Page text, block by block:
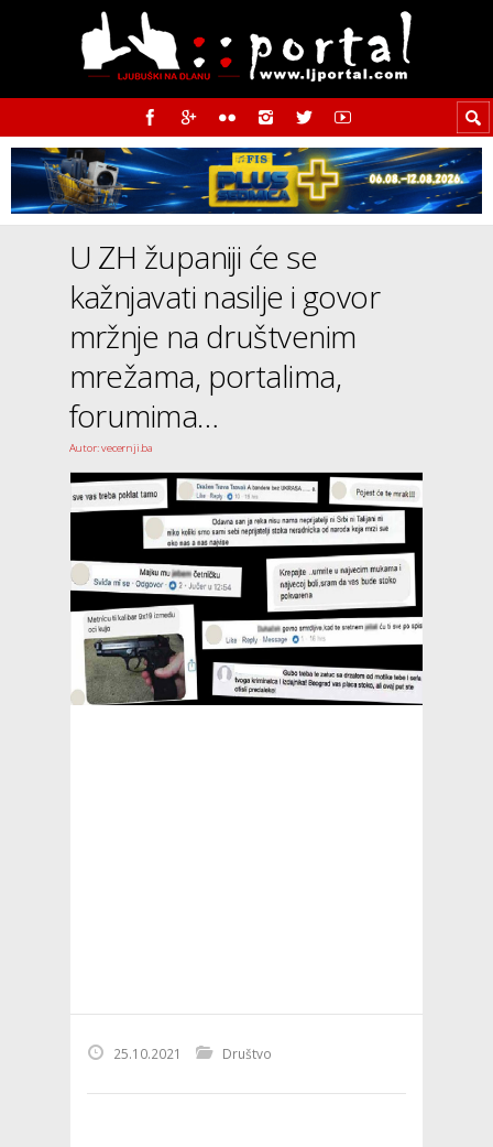
U ZH županiji će se
kažnjavati nasilje i govor
mržnje na društvenim
mrežama, portalima,
forumima…
Autor: vecernji.ba
25.10.2021 Društvo